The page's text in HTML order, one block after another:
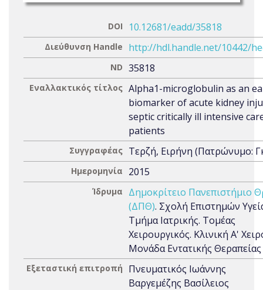
DOI 10.12681/eadd/35818
Διεύθυνση Handle http://hdl.handle.net/10442/
ND 35818
Εναλλακτικός τίτλος Alpha1-microglobulin as an
biomarker of acute kidney
septic critically ill intensive
patients
Συγγραφέας Τερζή, Ειρήνη (Πατρώνυμο:
Ημερομηνία 2015
Ίδρυμα
Δημοκρίτειο Πανεπιστήμιο
(ΔΠΘ). Σχολή Επιστημών
Τμήμα Ιατρικής. Τομέας
Χειρουργικός. Κλινική Α'
Μονάδα Εντατικής Θεραπείας
Εξεταστική επιτροπή
Πνευματικός Ιωάννης
Βαργεμέζης Βασίλειος